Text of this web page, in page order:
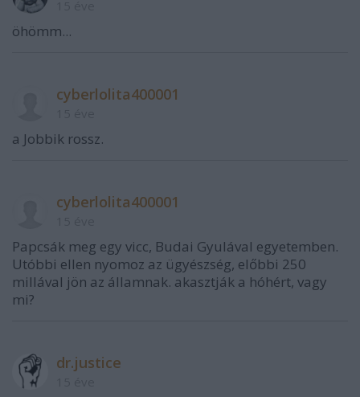
öhömm...
cyberlolita400001
a Jobbik rossz.
cyberlolita400001
Papcsák meg egy vicc, Budai Gyulával egyetemben.
Utóbbi ellen nyomoz az ügyészség, előbbi 250
millával jön az államnak. akasztják a hóhért, vagy
mi?
dr.justice